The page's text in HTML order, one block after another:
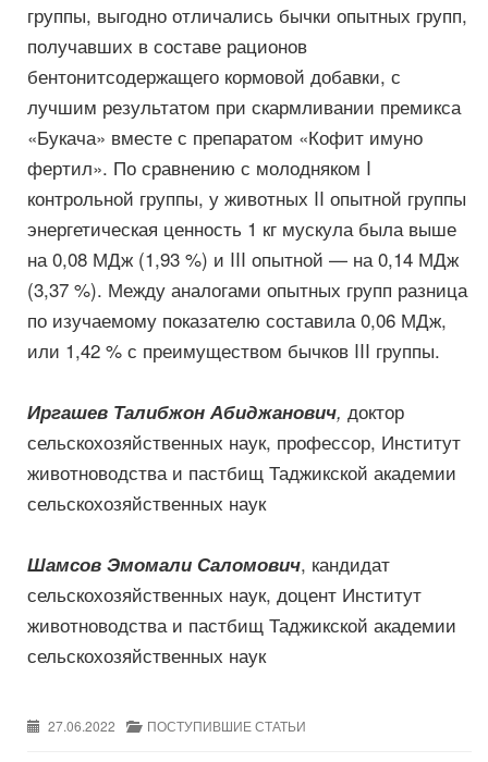
группы, выгодно отличались бычки опытных групп,
получавших в составе рационов
бентонитсодержащего кормовой добавки, с
лучшим результатом при скармливании премикса
«Букача» вместе с препаратом «Кофит имуно
фертил». По сравнению с молодняком I
контрольной группы, у животных II опытной группы
энергетическая ценность 1 кг мускула была выше
на 0,08 МДж (1,93 %) и III опытной — на 0,14 МДж
(3,37 %). Между аналогами опытных групп разница
по изучаемому показателю составила 0,06 МДж,
или 1,42 % с преимуществом бычков III группы.
Иргашев Талибжон Абиджанович, доктор
сельскохозяйственных наук, профессор, Институт
животноводства и пастбищ Таджикской академии
сельскохозяйственных наук
Шамсов Эмомали Саломович, кандидат
сельскохозяйственных наук, доцент Институт
животноводства и пастбищ Таджикской академии
сельскохозяйственных наук
27.06.2022 ПОСТУПИВШИЕ СТАТЬИ